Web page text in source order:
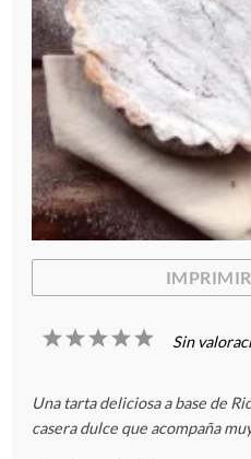
5
s
4
s
3
s
2
s
1
s
Sin
Una tarta deliciosa a base de
casera dulce que acompaña